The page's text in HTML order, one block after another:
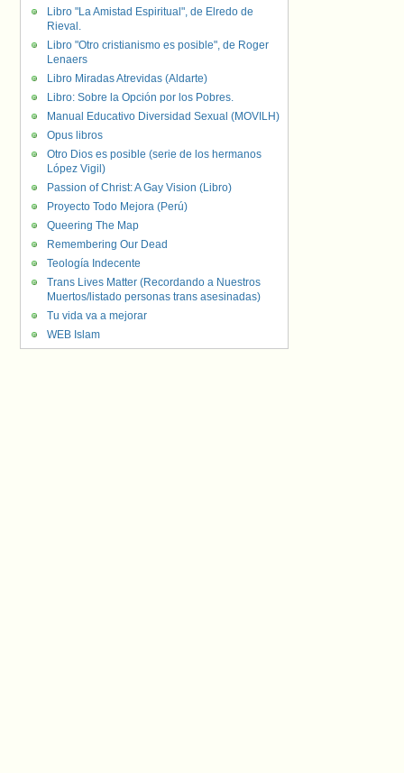
Libro "La Amistad Espiritual", de Elredo de
Rieval.
Libro "Otro cristianismo es posible", de Roger
Lenaers
Libro Miradas Atrevidas (Aldarte)
Libro: Sobre la Opción por los Pobres.
Manual Educativo Diversidad Sexual (MOVILH)
Opus libros
Otro Dios es posible (serie de los hermanos
López Vigil)
Passion of Christ: A Gay Vision (Libro)
Proyecto Todo Mejora (Perú)
Queering The Map
Remembering Our Dead
Teología Indecente
Trans Lives Matter (Recordando a Nuestros
Muertos/listado personas trans asesinadas)
Tu vida va a mejorar
WEB Islam